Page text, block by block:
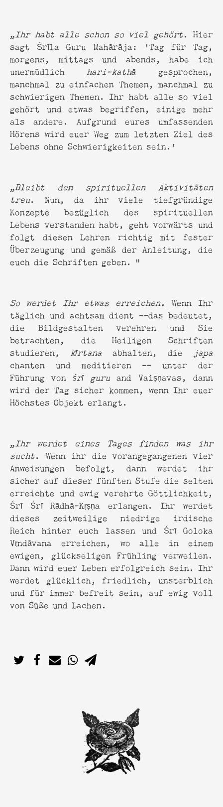
„Ihr habt alle schon so viel gehört. Hier
sagt Śrīla Guru Mahārāja: 'Tag für Tag,
morgens, mittags und abends, habe ich
unermüdlich hari-kathāgesprochen,
manchmal zu einfachen Themen, manchmal zu
schwierigen Themen. Ihr habt alle so viel
gehört und etwas begriffen, einige mehr
als andere. Aufgrund eures umfassenden
Hörens wird euer Weg zum letzten Ziel des
Lebens ohne Schwierigkeiten sein.'
„Bleibt den spirituellen Aktivitäten
treu. Nun, da ihr viele tiefgründige
Konzepte bezüglich des spirituellen
Lebens verstanden habt, geht vorwärts und
folgt diesen Lehren richtig mit fester
Überzeugung und gemäß der Anleitung, die
euch die Schriften geben. “
So werdet Ihr etwas erreichen. Wenn Ihr
täglich und achtsam dient —das bedeutet,
die Bildgestalten verehren und Sie
betrachten, die Heiligen Schriften
studieren, kīrtanaabhalten, die
japa
chanten und meditieren — unter der
Führung vonśrī guruand Vaiṣṇavas, dann
wird der Tag sicher kommen, wenn Ihr euer
Höchstes Objekt erlangt.
„Ihr werdet eines Tages finden was ihr
sucht. Wenn ihr die vorangegangenen vier
Anweisungen befolgt, dann werdet ihr
sicher auf dieser fünften Stufe die selten
erreichte und ewig verehrte Göttlichkeit,
Śrī Śrī Rādhā-Kṛṣṇa erlangen. Ihr werdet
dieses zeitweilige niedrige irdische
Reich hinter euch lassen und Śrī Goloka
Vṛndāvana erreichen, wo alle in einem
ewigen, glückseligen Frühling verweilen.
Dann wird euer Leben erfolgreich sein. Ihr
werdet glücklich, friedlich, unsterblich
und für immer befreit sein, auf ewig voll
von Süße und Lachen.